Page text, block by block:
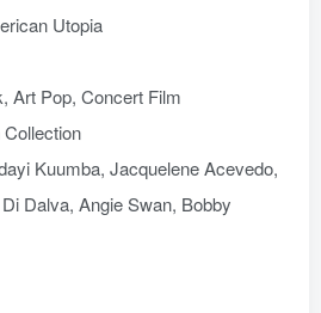
Utopia
Art Pop, Concert Film
Kuumba, Jacquelene Acevedo,
Dalva, Angie Swan, Bobby